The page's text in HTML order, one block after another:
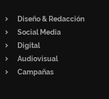
Diseño & Redacción
Social Media
Digital
Audiovisual
Campañas